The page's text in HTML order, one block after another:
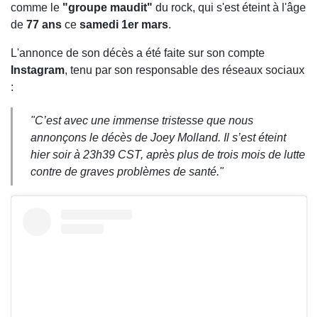
comme le "groupe maudit" du rock, qui s'est éteint à l'âge
de 77 ans ce samedi 1er mars.
L'annonce de son décès a été faite sur son compte
Instagram, tenu par son responsable des réseaux sociaux
:
"C’est avec une immense tristesse que nous
annonçons le décès de Joey Molland. Il s’est éteint
hier soir à 23h39 CST, après plus de trois mois de lutte
contre de graves problèmes de santé."